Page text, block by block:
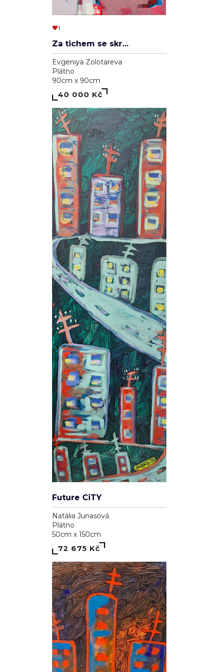
1
Za tichem se skrývá hluk
Evgeniya Zolotareva
Plátno
90cm x 90cm
40 000 Kč
Future CiTY
Natália Junasová
Plátno
50cm x 150cm
72 675 Kč